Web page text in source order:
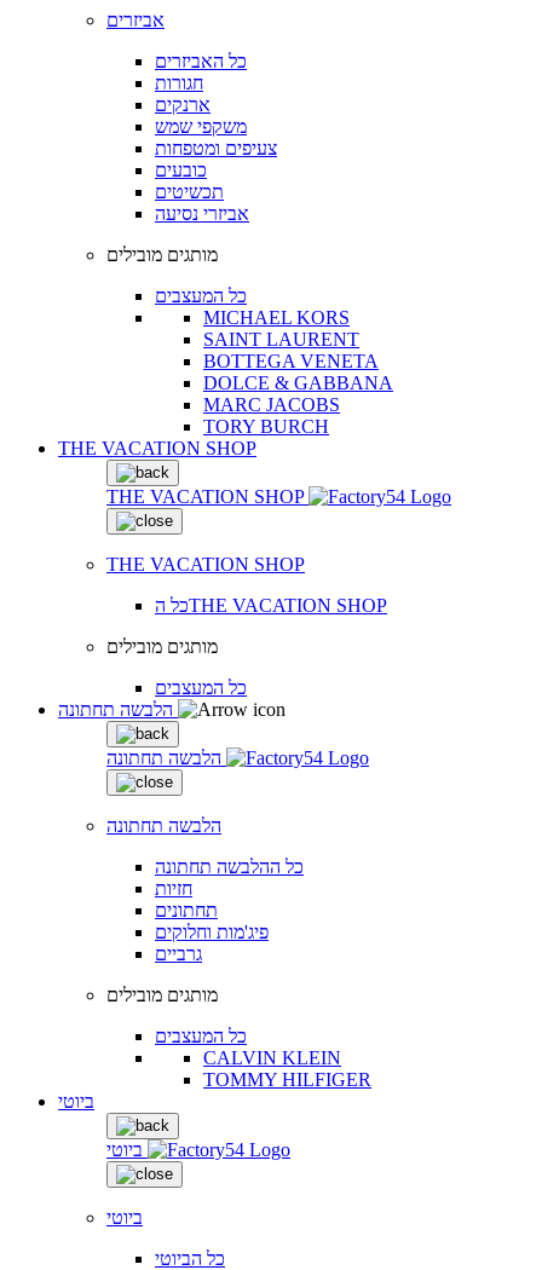
אביזרים
כל האביזרים
חגורות
ארנקים
משקפי שמש
צעיפים ומטפחות
כובעים
תכשיטים
אביזרי נסיעה
מותגים מובילים
כל המעצבים
MICHAEL KORS
SAINT LAURENT
BOTTEGA VENETA
DOLCE & GABBANA
MARC JACOBS
TORY BURCH
THE VACATION SHOP
THE VACATION SHOP
THE VACATION SHOP
כל הTHE VACATION SHOP
מותגים מובילים
כל המעצבים
הלבשה תחתונה
הלבשה תחתונה
כל ההלבשה תחתונה
חזיות
תחתונים
פיג'מות וחלוקים
גרביים
מותגים מובילים
כל המעצבים
CALVIN KLEIN
TOMMY HILFIGER
ביוטי
ביוטי
ביוטי
כל הביוטי